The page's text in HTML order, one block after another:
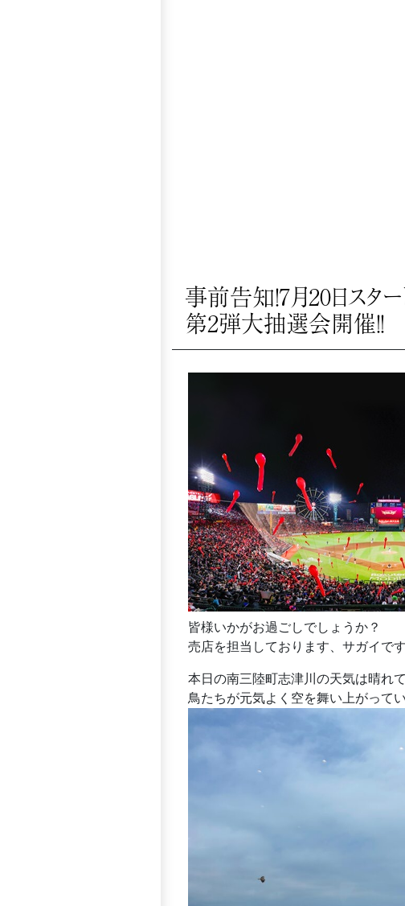
事前告知！7月20日スタ
第2弾大抽選会開催！！
皆様いかがお過ごしでしょうか？
売店を担当しております、サガイで
本日の南三陸町志津川の天気は晴れ
鳥たちが元気よく空を舞い上がって